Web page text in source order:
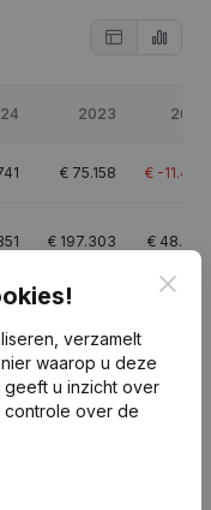
2023 2022
€ 75.158 € -11.447
€ 197.303 € 48.553
€249.414
verzamelt
waarop u deze
geeft u inzicht over
controle over de